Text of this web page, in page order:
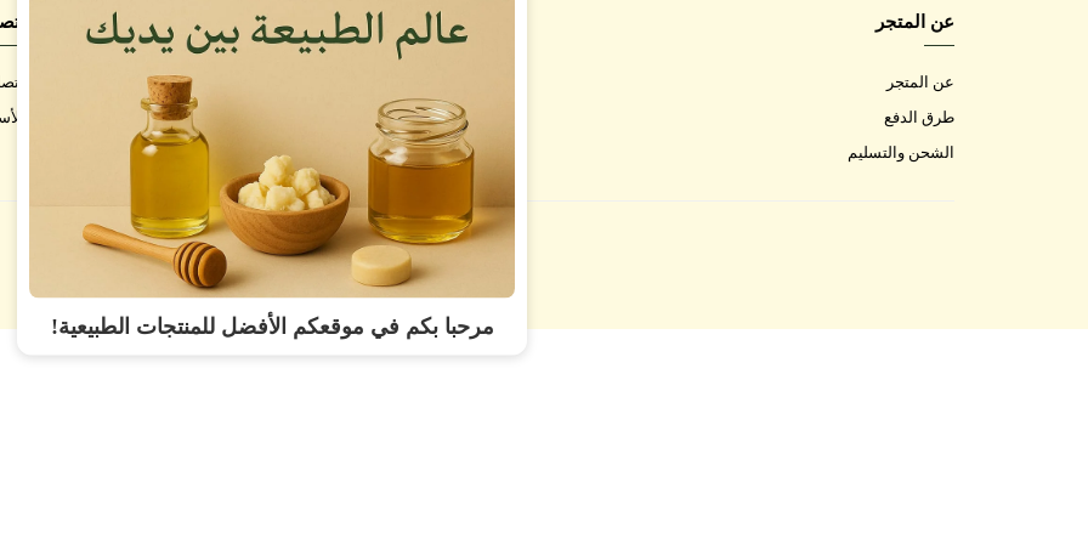
مرحبا بكم في موقعكم الأفضل للمنتجات الطبيعية!
عن المتجر
عن المتجر
طرق الدفع
الشحن والتسليم
الشروط والسياسات
سياسة الاستبدال والاسترجاع
سياسة الخصوصية